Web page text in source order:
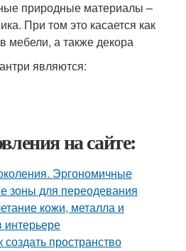
природные материалы –
При том это касается как
мебели, а также декора
являются:
на сайте:
Эргономичные
зоны для переодевания
кожи, металла и
интерьере
пространство